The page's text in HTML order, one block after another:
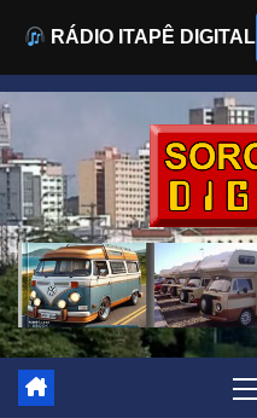
Skip
to
content
RÁDIO ITAPÊ DIGITAL